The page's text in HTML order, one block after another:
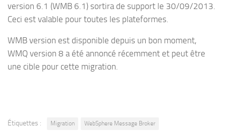
version 6.1 (WMB 6.1) sortira de support le 30/09/2013.
Ceci est valable pour toutes les plateformes.
WMB version est disponible depuis un bon moment,
WMQ version 8 a été annoncé récemment et peut être
une cible pour cette migration.
Étiquettes : Migration WebSphere Message Broker